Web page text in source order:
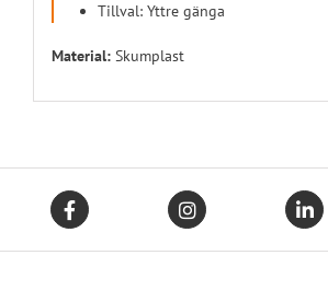
Tillval: Yttre gänga
Material:Skumplast